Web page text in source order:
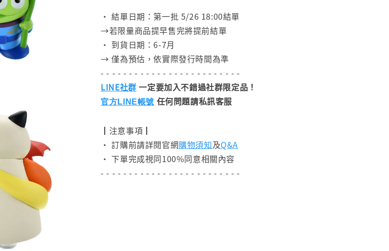
• 結單日期：第一批 5/26 18:00結單
→若限量商品提早售完將提前結單
• 到貨日期：6-7月
→ 僅為預估，依實際發行時間為準
- - - - - - - - - - - - - - - - - - - - - - - - -
LINE社群 一定要加入不錯過社群限定品！
官方LINE帳號 任何問題請私訊客服
┃注意事項┃
• 訂購前請詳閱官網購物須知及Q&A
• 下單完成視同100%同意相關內容
- - - - - - - - - - - - - - - - - - - - - - - - -